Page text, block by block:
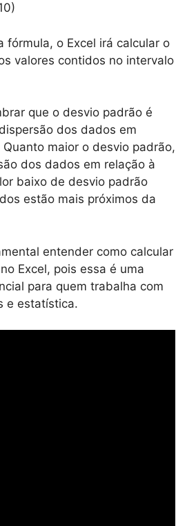
fórmula, o Excel irá calcular o
valores contidos no intervalo
que o desvio padrão é
dos dados em
maior o desvio padrão,
dos dados em relação à
baixo de desvio padrão
estão mais próximos da
entender como calcular
Excel, pois essa é uma
para quem trabalha com
e estatística.